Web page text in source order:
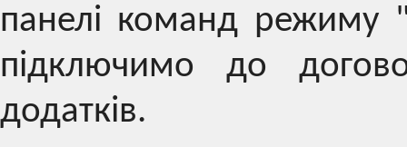
панелі команд режиму
підключимо до
додатків.